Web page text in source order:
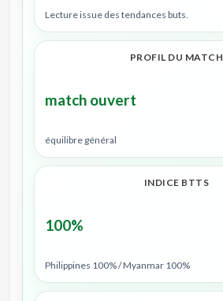
Lecture issue des tendances buts.
PROFIL DU MATCH
match ouvert
équilibre général
INDICE BTTS
100%
Philippines 100% / Myanmar 100%